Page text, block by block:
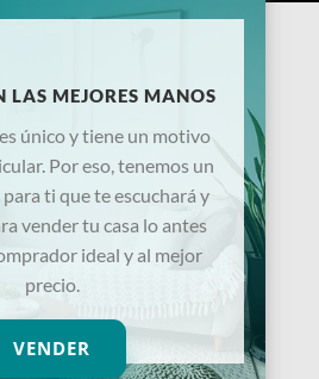
LAS MEJORES MANOS
único y tiene un motivo
Por eso, tenemos un
ti que te escuchará y
vender tu casa lo antes
ideal y al mejor
precio.
VENDER